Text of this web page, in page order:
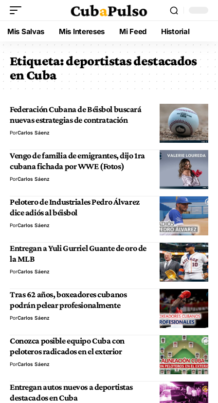
Mis Salvas Mis Intereses Mi Feed Historial
Etiqueta:deportistas destacados
en Cuba
Federación Cubana de Béisbol buscará
nuevas estrategias de contratación
PorCarlos Sáenz
Vengo de familia de emigrantes, dijo 1ra
cubana fichada por WWE (Fotos)
PorCarlos Sáenz
Pelotero de Industriales Pedro Álvarez
dice adiós al béisbol
PorCarlos Sáenz
Entregan a Yuli Gurriel Guante de oro de
la MLB
PorCarlos Sáenz
Tras 62 años, boxeadores cubanos
podrán pelear profesionalmente
PorCarlos Sáenz
Conozca posible equipo Cuba con
peloteros radicados en el exterior
PorCarlos Sáenz
Entregan autos nuevos a deportistas
destacados en Cuba